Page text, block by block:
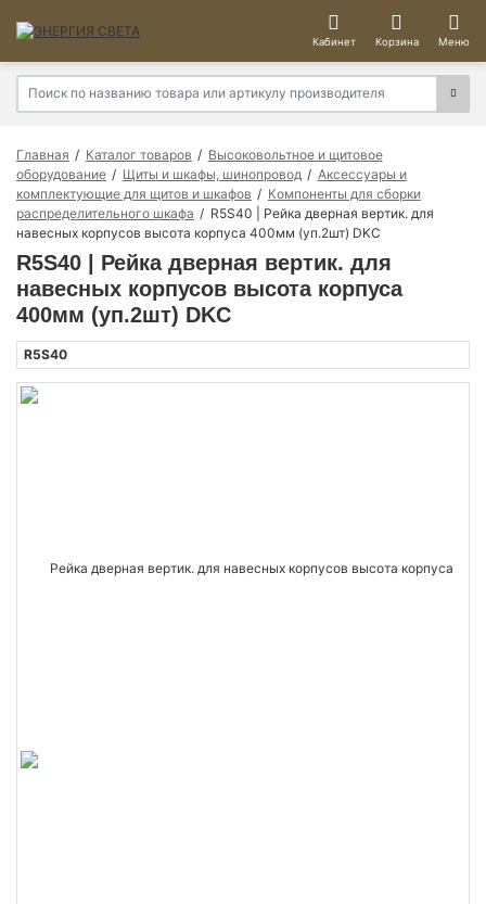
Кабинет Корзина Меню
Главная Каталог товаров
Высоковольтное и щитовое
оборудование
Щиты и шкафы, шинопровод
Аксессуары и
комплектующие для щитов и шкафов
Компоненты для сборки
распределительного шкафа
R5S40 | Рейка дверная вертик. для
навесных корпусов высота корпуса 400мм (уп.2шт) DKC
R5S40 | Рейка дверная вертик. для
навесных корпусов высота корпуса
400мм (уп.2шт) DKC
R5S40